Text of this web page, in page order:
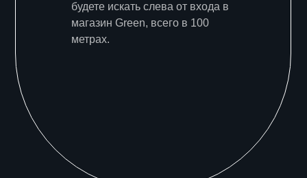
будете искать слева от входа в
магазин Green, всего в 100
метрах.